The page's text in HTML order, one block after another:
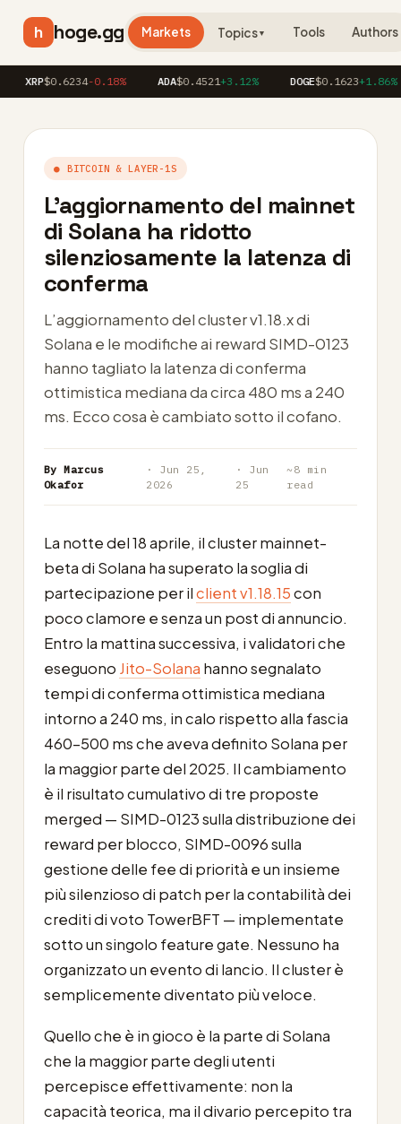
h hoge.gg Markets Topics▼ Tools Authors
$0.6234-0.18% ADA $0.4521+3.12% DOGE $0.1623+1.86%
● BITCOIN & LAYER-1S
L’aggiornamento del mainnet
di Solana ha ridotto
silenziosamente la latenza di
conferma
L’aggiornamento del cluster v1.18.x di
Solana e le modifiche ai reward SIMD-0123
hanno tagliato la latenza di conferma
ottimistica mediana da circa 480 ms a 240
ms. Ecco cosa è cambiato sotto il cofano.
By Marcus
Okafor
· Jun 25,
2026
· Jun
25
~8 min
read
La notte del 18 aprile, il cluster mainnet-
beta di Solana ha superato la soglia di
partecipazione per ilclient v1.18.15con
poco clamore e senza un post di annuncio.
Entro la mattina successiva, i validatori che
eseguono Jito-Solana hanno segnalato
tempi di conferma ottimistica mediana
intorno a 240 ms, in calo rispetto alla fascia
460–500 ms che aveva definito Solana per
la maggior parte del 2025. Il cambiamento
è il risultato cumulativo di tre proposte
merged — SIMD-0123 sulla distribuzione dei
reward per blocco, SIMD-0096 sulla
gestione delle fee di priorità e un insieme
più silenzioso di patch per la contabilità dei
crediti di voto TowerBFT — implementate
sotto un singolo feature gate. Nessuno ha
organizzato un evento di lancio. Il cluster è
semplicemente diventato più veloce.
Quello che è in gioco è la parte di Solana
che la maggior parte degli utenti
percepisce effettivamente: non la
capacità teorica, ma il divario percepito tra